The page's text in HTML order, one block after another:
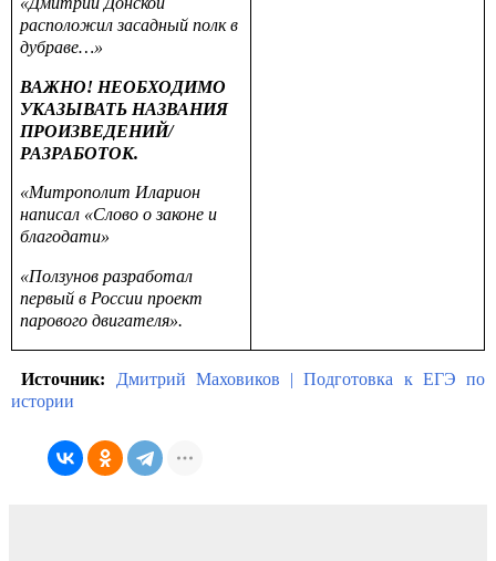
расположил засадный полк в
дубраве…»
ВАЖНО! НЕОБХОДИМО
УКАЗЫВАТЬ НАЗВАНИЯ
ПРОИЗВЕДЕНИЙ/
РАЗРАБОТОК.
«Митрополит Иларион
написал «Слово о законе и
благодати»
«Ползунов разработал
первый в России проект
парового двигателя».
Источник:
Дмитрий Маховиков | Подготовка к ЕГЭ по
истории